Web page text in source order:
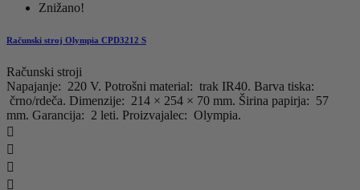
Znižano!
Računski stroj Olympia CPD3212 S
Računski stroji
Napajanje: 220 V. Potrošni material: trak IR40. Barva tiska:
črno/rdeča. Dimenzije: 214 × 254 × 70 mm. Širina papirja: 57
mm. Garancija: 2 leti. Proizvajalec: Olympia.



